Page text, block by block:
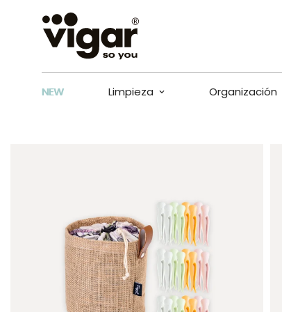
NEW Limpieza Organización